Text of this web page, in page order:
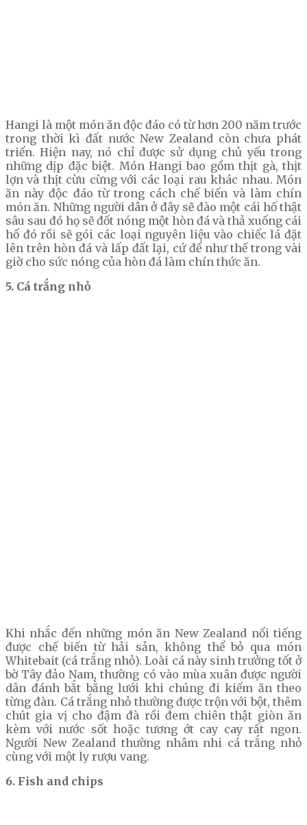
Hangi là một món ăn độc đáo có từ hơn 200 năm trước
trong thời kì đất nước New Zealand còn chưa phát
triển. Hiện nay, nó chỉ được sử dụng chủ yếu trong
những dịp đặc biệt. Món Hangi bao gồm thịt gà, thịt
lợn và thịt cừu cừng với các loại rau khác nhau. Món
ăn này độc đáo từ trong cách chế biến và làm chín
món ăn. Những người dân ở đây sẽ đào một cái hố thật
sâu sau đó họ sẽ đốt nóng một hòn đá và thả xuống cái
hố đó rồi sẽ gói các loại nguyên liệu vào chiếc lá đặt
lên trên hòn đá và lấp đất lại, cứ để như thế trong vài
giờ cho sức nóng của hòn đá làm chín thức ăn.
5. Cá trắng nhỏ
Khi nhắc đến những món ăn New Zealand nổi tiếng
được chế biến từ hải sản, không thể bỏ qua món
Whitebait (cá trắng nhỏ). Loài cá này sinh trưởng tốt ở
bờ Tây đảo Nam, thường có vào mùa xuân được người
dân đánh bắt bằng lưới khi chúng đi kiếm ăn theo
từng đàn. Cá trắng nhỏ thường được trộn với bột, thêm
chút gia vị cho đậm đà rồi đem chiên thật giòn ăn
kèm với nước sốt hoặc tương ớt cay cay rất ngon.
Người New Zealand thường nhâm nhi cá trắng nhỏ
cùng với một ly rượu vang.
6. Fish and chips